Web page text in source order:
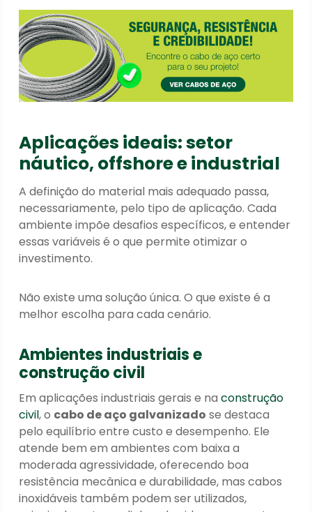
Aplicações ideais: setor
náutico, offshore e industrial
A definição do material mais adequado passa,
necessariamente, pelo tipo de aplicação. Cada
ambiente impõe desafios específicos, e entender
essas variáveis é o que permite otimizar o
investimento.
Não existe uma solução única. O que existe é a
melhor escolha para cada cenário.
Ambientes industriais e
construção civil
Em aplicações industriais gerais e naconstrução
civil, o cabo de aço galvanizado se destaca
pelo equilíbrio entre custo e desempenho. Ele
atende bem em ambientes com baixa a
moderada agressividade, oferecendo boa
resistência mecânica e durabilidade, mas cabos
inoxidáveis também podem ser utilizados,